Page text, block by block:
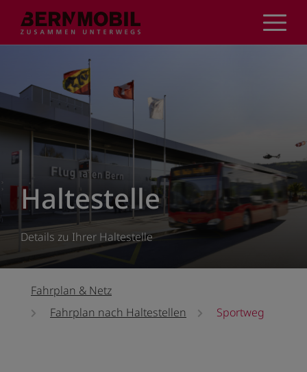
Inhalt
Haltestelle
Details zu Ihrer Haltestelle
Fahrplan & Netz
Fahrplan nach Haltestellen
Sportweg